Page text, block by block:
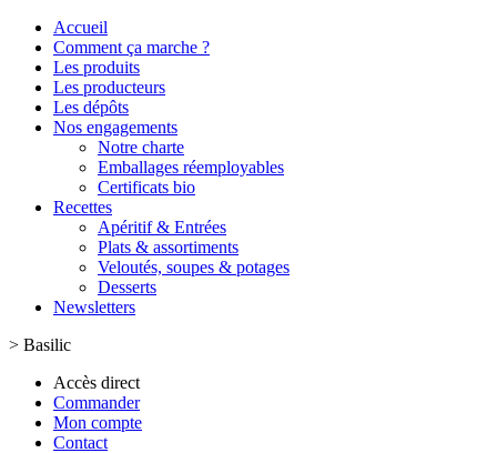
Accueil
Comment ça marche ?
Les produits
Les producteurs
Les dépôts
Nos engagements
Notre charte
Emballages réemployables
Certificats bio
Recettes
Apéritif & Entrées
Plats & assortiments
Veloutés, soupes & potages
Desserts
Newsletters
> Basilic
Accès direct
Commander
Mon compte
Contact